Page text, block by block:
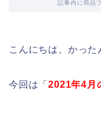
記事内に商品
こんにちは、かった
今回は「2021年4月